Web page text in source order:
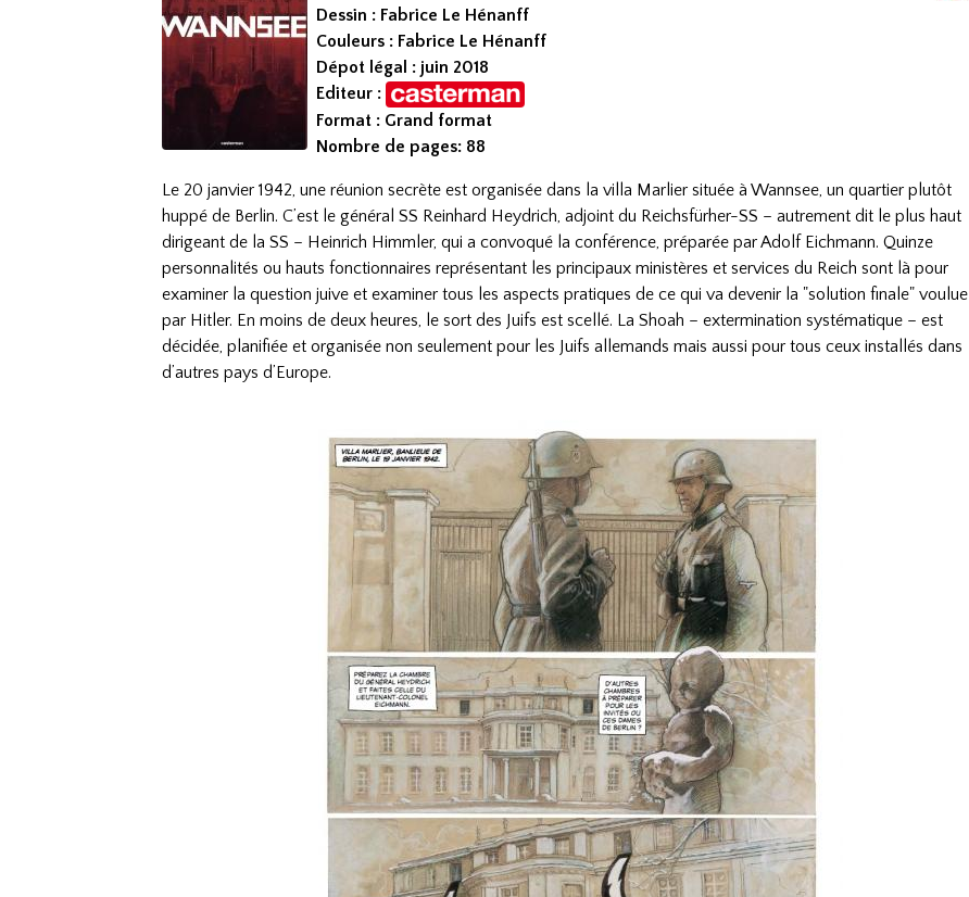
Dessin : Fabrice Le Hénanff
Couleurs : Fabrice Le Hénanff
Dépot légal : juin 2018
Editeur :
Format : Grand format
Nombre de pages: 88
Le 20 janvier 1942, une réunion secrète est organisée dans la villa Marlier située à Wannsee, un quartier plutôt
huppé de Berlin. C’est le général SS Reinhard Heydrich, adjoint du Reichsfürher-SS – autrement dit le plus haut
dirigeant de la SS – Heinrich Himmler, qui a convoqué la conférence, préparée par Adolf Eichmann. Quinze
personnalités ou hauts fonctionnaires représentant les principaux ministères et services du Reich sont là pour
examiner la question juive et examiner tous les aspects pratiques de ce qui va devenir la "solution finale" voulue
par Hitler. En moins de deux heures, le sort des Juifs est scellé. La Shoah – extermination systématique – est
décidée, planifiée et organisée non seulement pour les Juifs allemands mais aussi pour tous ceux installés dans
d’autres pays d’Europe.